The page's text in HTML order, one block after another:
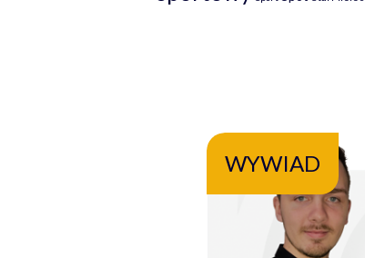
WYWIAD